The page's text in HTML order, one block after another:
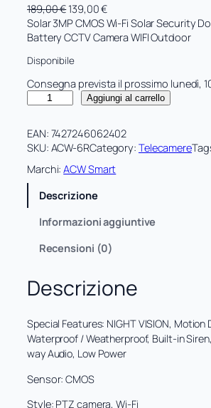
189,00€I
l
p
e
z
z
o
r
i
g
i
n
l
e
:
8
9
,
0
139,00€I
l
p
z
z
o
t
t
u
a
è
1
,
0
€
Solar 3MP CMOS Wi-Fi Solar Security
Battery CCTV Camera WIFI Outdoor
Disponibile
Consegna prevista il prossimo lunedì,
e
c
a
m
r
c
r
e
z
a
Aggiungi al carrello
EAN: 7427246062402
SKU: ACW-6RCategory: Telecamere
Marchi:ACW Smart
Descrizione
Informazioni aggiuntive
Recensioni (0)
Descrizione
Special Features: NIGHT VISION, Motion
Waterproof / Weatherproof, Built-in
way Audio, Low Power
Sensor:CMOS
Style: PTZ camera, Wi-Fi